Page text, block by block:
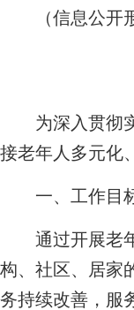
（信息公开形
为深入贯彻实
接老年人多元化
一、工作目
通过开展老年
构、社区、居家
务持续改善，服